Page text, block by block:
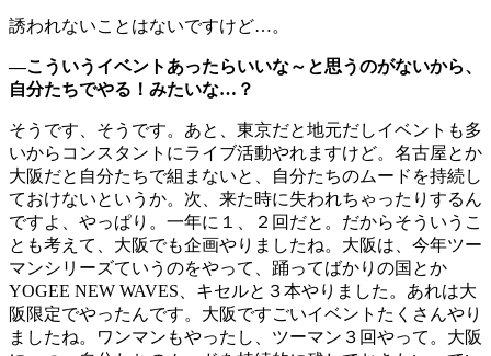
誘われないことはないですけど…。
―こういうイベントあったらいいな～と思うのがないから、
自分たちでやる！みたいな…？
そうです、そうです。あと、東京だと地元だしイベントも多
いからコンスタントにライブ活動やれますけど。名古屋とか
大阪だと自分たちで組まないと、自分たちのムードを持続し
ておけないというか。次、来た時に失われちゃったりするん
ですよ、やっぱり。一年に１、２回だと。だからそういうこ
とも考えて、大阪でも企画やりましたね。大阪は、今年ツー
マンシリーズていうのをやって、踊ってばかりの国とか
YOGEE NEW WAVES、キセルと３本やりました。あれは大
阪限定でやったんです。大阪ですごいイベントたくさんやり
ましたね。ワンマンもやったし、ツーマン３回やって。大阪